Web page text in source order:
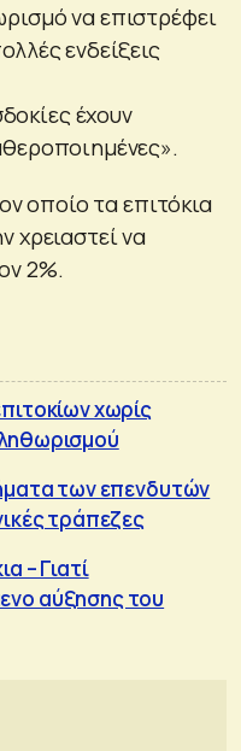
να επιστρέφει
ενδείξεις
έχουν
οποίο τα επιτόκια
χρειαστεί να
2%.
χωρίς
των επενδυτών
τράπεζες
– Γιατί
αύξησης του